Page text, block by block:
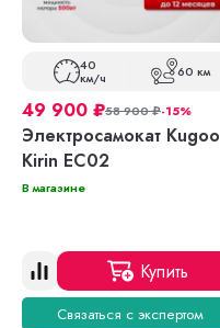
40
км/ч 60 км
49 900 ₽58 900₽-15%
Электросамокат Kugoo
Kirin EC02
В магазине
Купить
Связаться с экспертом